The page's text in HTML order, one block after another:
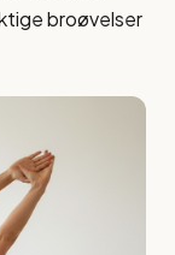
broøvelser